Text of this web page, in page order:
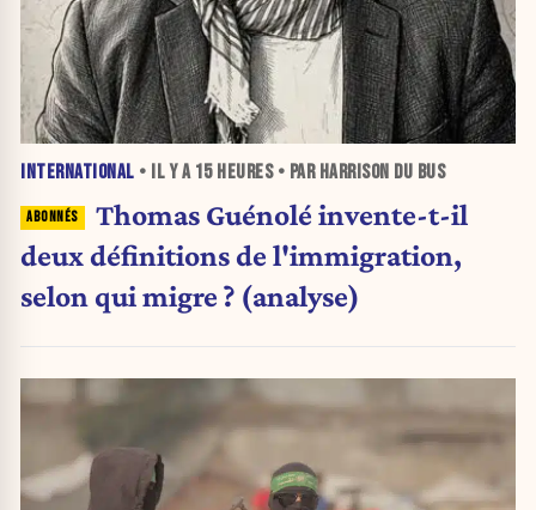
INTERNATIONAL • IL Y A 15 HEURES• PAR HARRISON DU BUS
Thomas Guénolé invente-t-il
deux définitions de l'immigration,
selon qui migre ? (analyse)